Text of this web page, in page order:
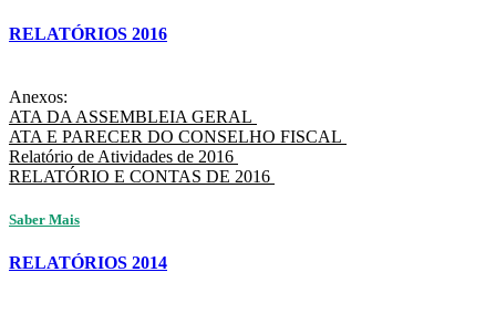
RELATÓRIOS 2016
Anexos:
ATA DA ASSEMBLEIA GERAL
ATA E PARECER DO CONSELHO FISCAL
Relatório de Atividades de 2016
RELATÓRIO E CONTAS DE 2016
Saber Mais
RELATÓRIOS 2014